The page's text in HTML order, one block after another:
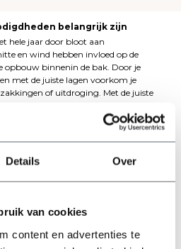
Details Over
van cookies
content en advertenties te
belangrijk zijn
hele jaar door bloot aan
en wind hebben invloed op de
opbouw binnenin de bak. Door je
met de juiste lagen voorkom je
of uitdroging. Met de juiste
plantenbak buiten
bij het vullen van een plantenbak
in de bak staan, wat funest is voor
vaak gebruikt als drainagelaag onderin
zuurstof krijgen.
met een waterdoorlatend
potgrond tussen de korrels zakt. Zo blijft